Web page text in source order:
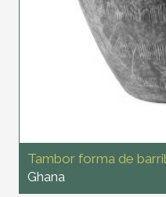
Tambor forma de barril
Ghana